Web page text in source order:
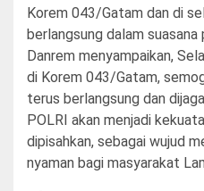
Korem 043/Gatam dan di
berlangsung dalam suasana
Danrem menyampaikan,
di Korem 043/Gatam,
terus berlangsung dan
POLRI akan menjadi
dipisahkan, sebagai wujud
nyaman bagi masyarakat